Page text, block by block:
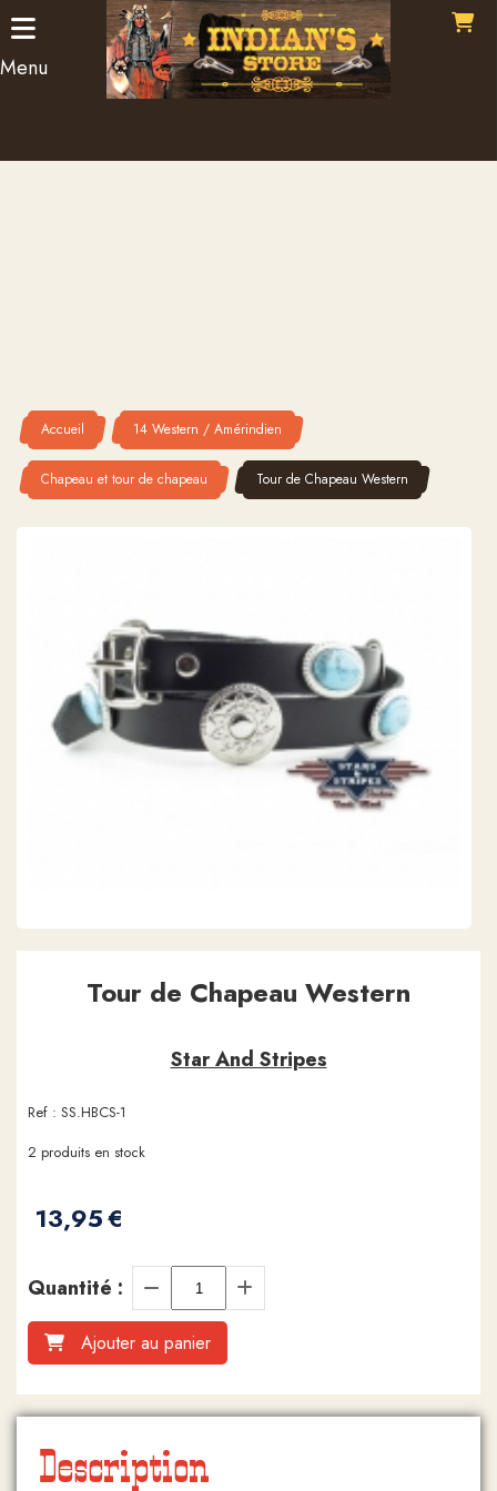
Menu
Accueil 14 Western / Amérindien
Chapeau et tour de chapeau Tour de Chapeau Western
Tour de Chapeau Western
Star And Stripes
Ref : SS.HBCS-1
13,95€
2 produits en stock
Quantité :
Ajouter au panier
Description
Panneau de gestion des cookies